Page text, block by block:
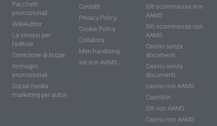
Pacchetti
promozionali
WikiAuthor
La sinossi per
l'editore
Correzione di bozze
Immagini
promozionali
Social media
marketing per autori
Contatti
Privacy Policy
Cookie Policy
Collabora
Merchandising
siti non AAMS
Siti scommesse non
AAMS
Siti scommesse non
AAMS
Casino senza
documenti
Casino senza
documenti
casino non AAMS
CashWin
Siti non AAMS
Casino non AAMS